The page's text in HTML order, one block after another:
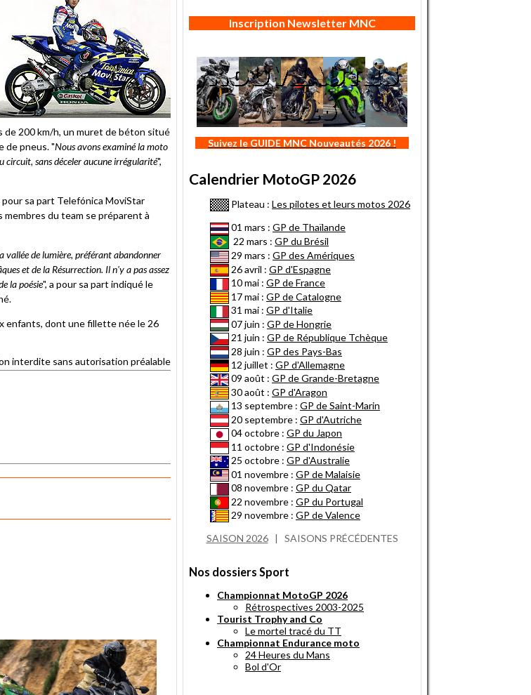
de 200 km/h, un muret de béton situé
de pneus. "Nous avons examiné la moto
circuit, sans déceler aucune irrégularité",
pour sa part Telefónica MoviStar
membres du team se préparent à
vallée de lumière, préférant abandonner
et de la Résurrection. Il n'y a pas assez
la poésie", a pour sa part indiqué le
enfants, dont une fillette née le 26
interdite sans autorisation préalable
Inscription Newsletter MNC
Suivez le GUIDE MNC Nouveautés 2026 !
Calendrier MotoGP 2026
Plateau : Les pilotes et leurs motos 2026
01 mars : GP de Thaïlande
22 mars : GP du Brésil
29 mars : GP des Amériques
26 avril : GP d'Espagne
10 mai : GP de France
17 mai : GP de Catalogne
31 mai : GP d'Italie
07 juin : GP de Hongrie
21 juin : GP de République Tchèque
28 juin : GP des Pays-Bas
12 juillet : GP d'Allemagne
09 août : GP de Grande-Bretagne
30 août : GP d'Aragon
13 septembre : GP de Saint-Marin
20 septembre : GP d'Autriche
04 octobre : GP du Japon
11 octobre : GP d'Indonésie
25 octobre : GP d'Australie
01 novembre : GP de Malaisie
08 novembre : GP du Qatar
22 novembre : GP du Portugal
29 novembre : GP de Valence
SAISON 2026| SAISONS PRÉCÉDENTES
Nos dossiers Sport
Championnat MotoGP 2026
Rétrospectives 2003-2025
Tourist Trophy and Co
Le mortel tracé du TT
Championnat Endurance moto
24 Heures du Mans
Bol d'Or